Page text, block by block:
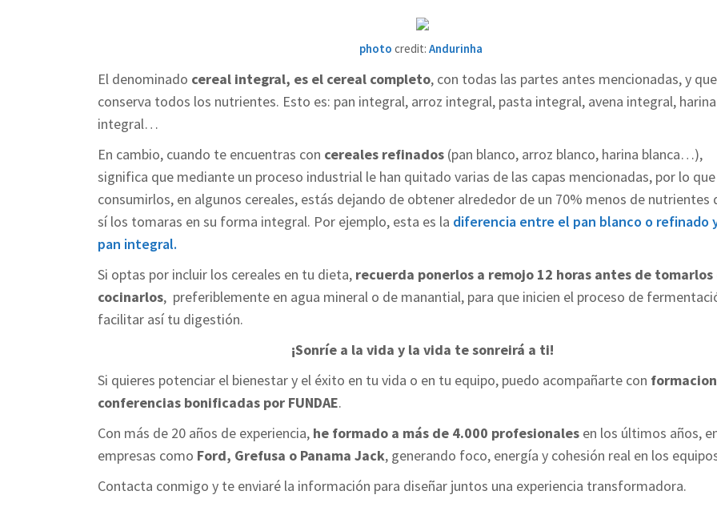
photo credit:Andurinha
El denominado cereal integral, es el cereal completo, con todas las partes antes mencionadas, y que
conserva todos los nutrientes. Esto es: pan integral, arroz integral, pasta integral, avena integral, harina
integral…
En cambio, cuando te encuentras con cereales refinados (pan blanco, arroz blanco, harina blanca…),
significa que mediante un proceso industrial le han quitado varias de las capas mencionadas, por lo
consumirlos, en algunos cereales, estás dejando de obtener alrededor de un 70% menos de nutrientes
sí los tomaras en su forma integral. Por ejemplo, esta es la diferencia entre el pan blanco o refinado
pan integral.
Si optas por incluir los cereales en tu dieta, recuerda ponerlos a remojo 12 horas antes de tomarlos
cocinarlos, preferiblemente en agua mineral o de manantial, para que inicien el proceso de
facilitar así tu digestión.
¡Sonríe a la vida y la vida te sonreirá a ti!
Si quieres potenciar el bienestar y el éxito en tu vida o en tu equipo, puedo acompañarte con
conferencias bonificadas por FUNDAE.
Con más de 20 años de experiencia, he formado a más de 4.000 profesionales en los últimos años,
empresas como Ford, Grefusa o Panama Jack, generando foco, energía y cohesión real en los
Contacta conmigo y te enviaré la información para diseñar juntos una experiencia transformadora.